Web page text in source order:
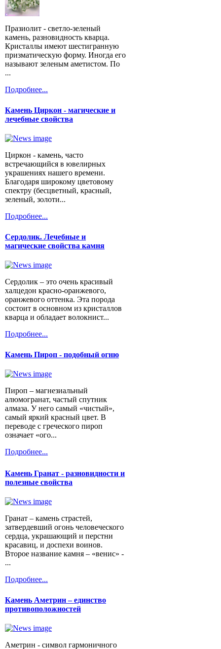
Празиолит - светло-зеленый
камень, разновидность кварца.
Кристаллы имеют шестигранную
призматическую форму. Иногда его
называют зеленым аметистом. По
...
Подробнее...
Камень Циркон - магические и
лечебные свойства
Циркон - камень, часто
встречающийся в ювелирных
украшениях нашего времени.
Благодаря широкому цветовому
спектру (бесцветный, красный,
зеленый, золоти...
Подробнее...
Сердолик. Лечебные и
магические свойства камня
Сердолик – это очень красивый
халцедон красно-оранжевого,
оранжевого оттенка. Эта порода
состоит в основном из кристаллов
кварца и обладает волокнист...
Подробнее...
Камень Пироп - подобный огню
Пироп – магнезиальный
алюмогранат, частый спутник
алмаза. У него самый «чистый»,
самый яркий красный цвет. В
переводе с греческого пироп
означает «ого...
Подробнее...
Камень Гранат - разновидности и
полезные свойства
Гранат – камень страстей,
затвердевший огонь человеческого
сердца, украшающий и перстни
красавиц, и доспехи воинов.
Второе название камня – «венис» -
...
Подробнее...
Камень Аметрин – единство
противоположностей
Аметрин - символ гармоничного